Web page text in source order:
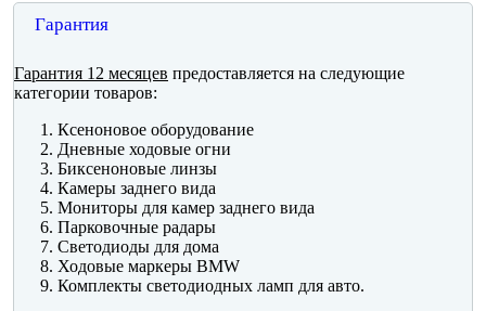
Гарантия
Гарантия 12 месяцев предоставляется на следующие
категории товаров:
Ксеноновое оборудование
Дневные ходовые огни
Биксеноновые линзы
Камеры заднего вида
Мониторы для камер заднего вида
Парковочные радары
Светодиоды для дома
Ходовые маркеры BMW
Комплекты светодиодных ламп для авто.